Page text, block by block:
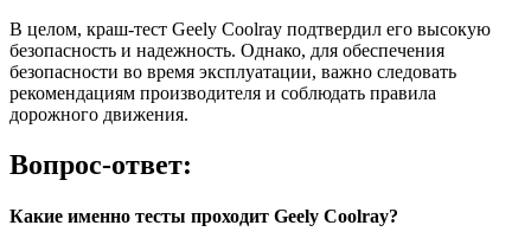
В целом, краш-тест Geely Coolray подтвердил его высокую
безопасность и надежность. Однако, для обеспечения
безопасности во время эксплуатации, важно следовать
рекомендациям производителя и соблюдать правила
дорожного движения.
Вопрос-ответ:
Какие именно тесты проходит Geely Coolray?